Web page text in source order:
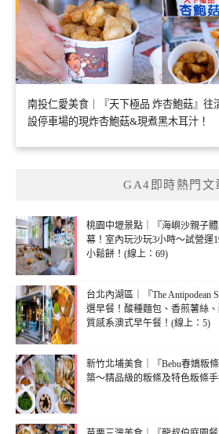
南投仁愛美食｜『天下極品 炸杏鮑菇』往
設停車場的現炸杏鮑菇&現煮黑木耳汁！
GA4即時熱門文
桃園中壢景點｜『海嶼沙親子
幕！室內玩沙玩3小時～試營運
小鬆餅！(線上：69)
台北內湖區｜『The Antipodean
選早餐！酸種麵包、香煎薯絲
質感系澳式早午餐！(線上：5)
新竹北埔美食｜『Bebu春嬌粄
築～精品級的粄條及特色粄條